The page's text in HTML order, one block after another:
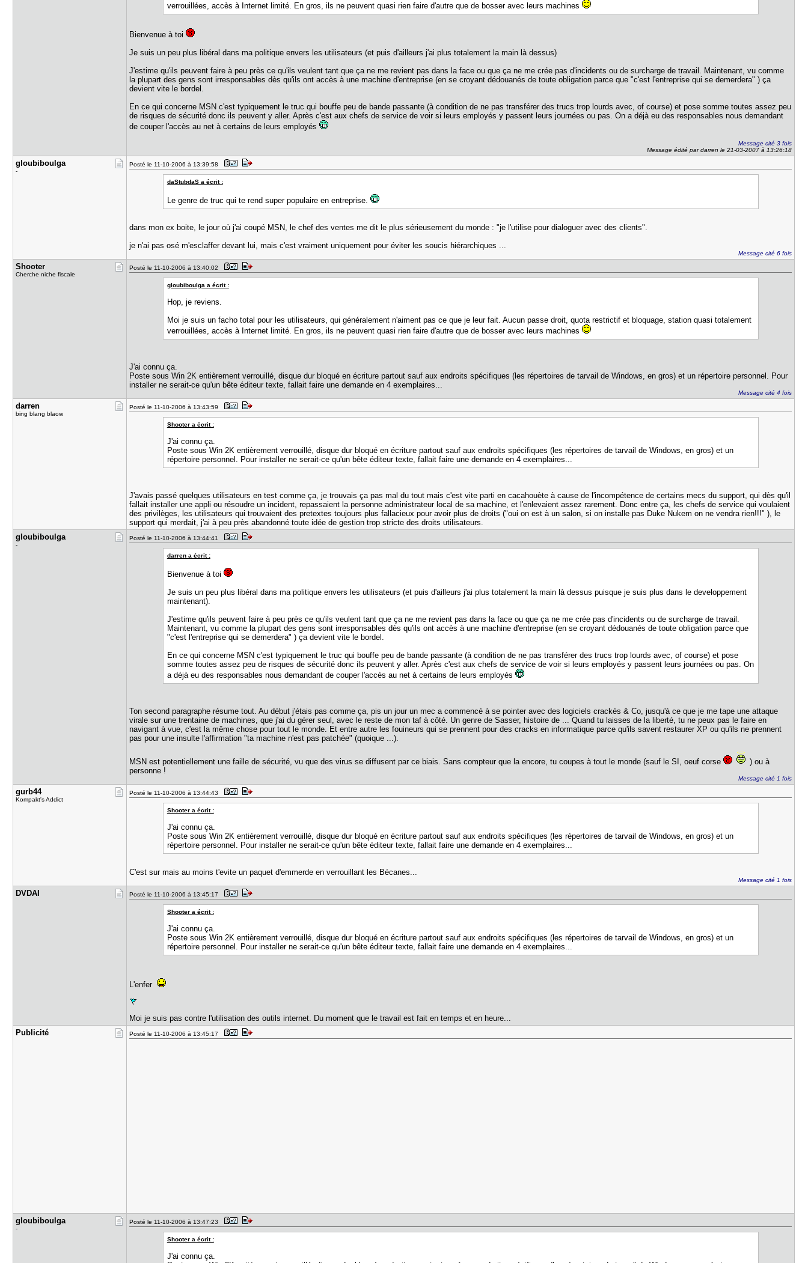
verrouillées, accès à Internet limité. En gros, ils ne peuvent quasi rien faire d'autre que de bosser avec leurs machines
Bienvenue à toi
Je suis un peu plus libéral dans ma politique envers les utilisateurs (et puis d'ailleurs j'ai plus totalement la main là dessus)
J'estime qu'ils peuvent faire à peu près ce qu'ils veulent tant que ça ne me revient pas dans la face ou que ça ne me crée pas d'incidents ou de surcharge de travail. Maintenant, vu comme
la plupart des gens sont irresponsables dès qu'ils ont accès à une machine d'entreprise (en se croyant dédouanés de toute obligation parce que "c'est l'entreprise qui se demerdera" ) ça
devient vite le bordel.
En ce qui concerne MSN c'est typiquement le truc qui bouffe peu de bande passante (à condition de ne pas transférer des trucs trop lourds avec, of course) et pose somme toutes assez peu
de risques de sécurité donc ils peuvent y aller. Après c'est aux chefs de service de voir si leurs employés y passent leurs journées ou pas. On a déjà eu des responsables nous demandant
de couper l'accès au net à certains de leurs employés
Message cité 3 fois
Message édité par darren le 21-03-2007 à 13:26:18
gloubiboul​ga
-
Posté le 11-10-2006 à 13:39:58
daStubdaS a écrit :
Le genre de truc qui te rend super populaire en entreprise.
dans mon ex boite, le jour où j'ai coupé MSN, le chef des ventes me dit le plus sérieusement du monde : "je l'utilise pour dialoguer avec des clients".
je n'ai pas osé m'esclaffer devant lui, mais c'est vraiment uniquement pour éviter les soucis hiérarchiques ...
Message cité 6 fois
Shooter
Cherche niche fiscale
Posté le 11-10-2006 à 13:40:02
gloubiboulga a écrit :
Hop, je reviens.
Moi je suis un facho total pour les utilisateurs, qui généralement n'aiment pas ce que je leur fait. Aucun passe droit, quota restrictif et bloquage, station quasi totalement
verrouillées, accès à Internet limité. En gros, ils ne peuvent quasi rien faire d'autre que de bosser avec leurs machines
J'ai connu ça.
Poste sous Win 2K entièrement verrouillé, disque dur bloqué en écriture partout sauf aux endroits spécifiques (les répertoires de tarvail de Windows, en gros) et un répertoire personnel. Pour
installer ne serait-ce qu'un bête éditeur texte, fallait faire une demande en 4 exemplaires...
Message cité 4 fois
darren
bing blang blaow
Posté le 11-10-2006 à 13:43:59
Shooter a écrit :
J'ai connu ça.
Poste sous Win 2K entièrement verrouillé, disque dur bloqué en écriture partout sauf aux endroits spécifiques (les répertoires de tarvail de Windows, en gros) et un
répertoire personnel. Pour installer ne serait-ce qu'un bête éditeur texte, fallait faire une demande en 4 exemplaires...
J'avais passé quelques utilisateurs en test comme ça, je trouvais ça pas mal du tout mais c'est vite parti en cacahouète à cause de l'incompétence de certains mecs du support, qui dès qu'il
fallait installer une appli ou résoudre un incident, repassaient la personne administrateur local de sa machine, et l'enlevaient assez rarement. Donc entre ça, les chefs de service qui voulaient
des privilèges, les utilisateurs qui trouvaient des pretextes toujours plus fallacieux pour avoir plus de droits ("oui on est à un salon, si on installe pas Duke Nukem on ne vendra rien!!!" ), le
support qui merdait, j'ai à peu près abandonné toute idée de gestion trop stricte des droits utilisateurs.
gloubiboul​ga
-
Posté le 11-10-2006 à 13:44:41
darren a écrit :
Bienvenue à toi
Je suis un peu plus libéral dans ma politique envers les utilisateurs (et puis d'ailleurs j'ai plus totalement la main là dessus puisque je suis plus dans le developpement
maintenant).
J'estime qu'ils peuvent faire à peu près ce qu'ils veulent tant que ça ne me revient pas dans la face ou que ça ne me crée pas d'incidents ou de surcharge de travail.
Maintenant, vu comme la plupart des gens sont irresponsables dès qu'ils ont accès à une machine d'entreprise (en se croyant dédouanés de toute obligation parce que
"c'est l'entreprise qui se demerdera" ) ça devient vite le bordel.
En ce qui concerne MSN c'est typiquement le truc qui bouffe peu de bande passante (à condition de ne pas transférer des trucs trop lourds avec, of course) et pose
somme toutes assez peu de risques de sécurité donc ils peuvent y aller. Après c'est aux chefs de service de voir si leurs employés y passent leurs journées ou pas. On
a déjà eu des responsables nous demandant de couper l'accès au net à certains de leurs employés
Ton second paragraphe résume tout. Au début j'étais pas comme ça, pis un jour un mec a commencé à se pointer avec des logiciels crackés & Co, jusqu'à ce que je me tape une attaque
virale sur une trentaine de machines, que j'ai du gérer seul, avec le reste de mon taf à côté. Un genre de Sasser, histoire de ... Quand tu laisses de la liberté, tu ne peux pas le faire en
navigant à vue, c'est la même chose pour tout le monde. Et entre autre les fouineurs qui se prennent pour des cracks en informatique parce qu'ils savent restaurer XP ou qu'ils ne prennent
pas pour une insulte l'affirmation "ta machine n'est pas patchée" (quoique ...).
MSN est potentiellement une faille de sécurité, vu que des virus se diffusent par ce biais. Sans compteur que la encore, tu coupes à tout le monde (sauf le SI, oeuf corse
) ou à
personne !
Message cité 1 fois
gurb44
Kompakt's Addict
Posté le 11-10-2006 à 13:44:43
Shooter a écrit :
J'ai connu ça.
Poste sous Win 2K entièrement verrouillé, disque dur bloqué en écriture partout sauf aux endroits spécifiques (les répertoires de tarvail de Windows, en gros) et un
répertoire personnel. Pour installer ne serait-ce qu'un bête éditeur texte, fallait faire une demande en 4 exemplaires...
C'est sur mais au moins t'evite un paquet d'emmerde en verrouillant les Bécanes...
Message cité 1 fois
DVDAI Posté le 11-10-2006 à 13:45:17
Shooter a écrit :
J'ai connu ça.
Poste sous Win 2K entièrement verrouillé, disque dur bloqué en écriture partout sauf aux endroits spécifiques (les répertoires de tarvail de Windows, en gros) et un
répertoire personnel. Pour installer ne serait-ce qu'un bête éditeur texte, fallait faire une demande en 4 exemplaires...
L'enfer
Moi je suis pas contre l'utilisation des outils internet. Du moment que le travail est fait en temps et en heure...
Publicité
Posté le 11-10-2006 à 13:45:17
gloubiboul​ga
-
Posté le 11-10-2006 à 13:47:23
Shooter a écrit :
J'ai connu ça.